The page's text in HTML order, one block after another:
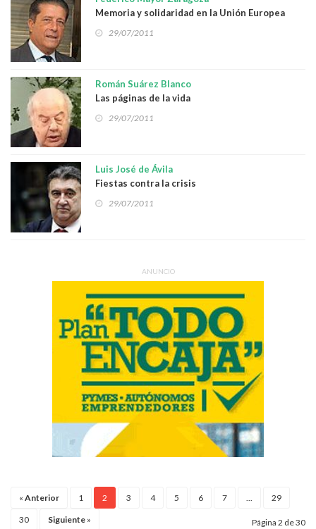
Memoria y solidaridad en la Unión Europea
29/07/2011
Román Suárez Blanco
Las páginas de la vida
29/07/2011
Luis José de Ávila
Fiestas contra la crisis
29/07/2011
ANUNCIO
« Anterior 1 2 3 4 5 6 7 ... 29
30 Siguiente » Página 2 de 30